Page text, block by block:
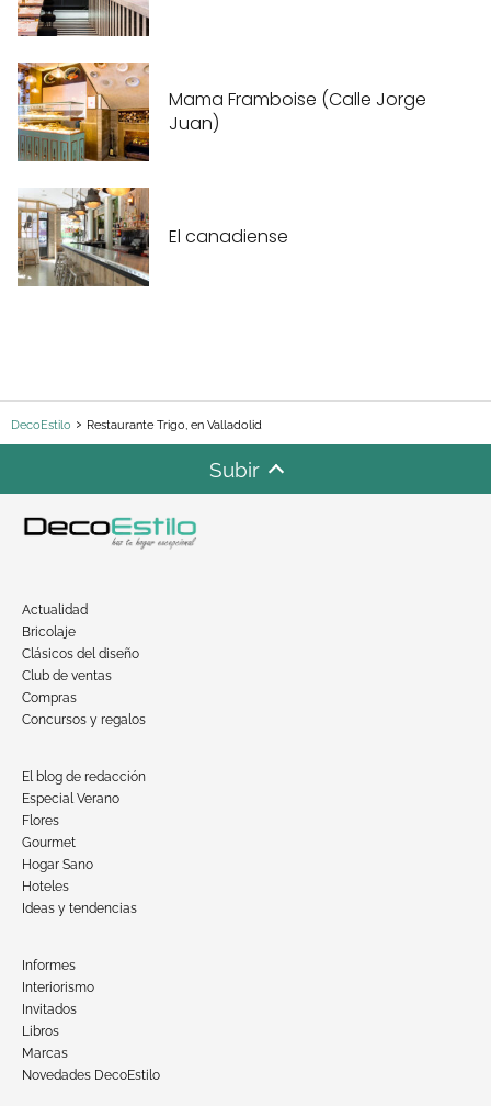
Mama Framboise (Calle Jorge
Juan)
El canadiense
DecoEstilo Restaurante Trigo, en Valladolid
Subir
Actualidad
Bricolaje
Clásicos del diseño
Club de ventas
Compras
Concursos y regalos
El blog de redacción
Especial Verano
Flores
Gourmet
Hogar Sano
Hoteles
Ideas y tendencias
Informes
Interiorismo
Invitados
Libros
Marcas
Novedades DecoEstilo